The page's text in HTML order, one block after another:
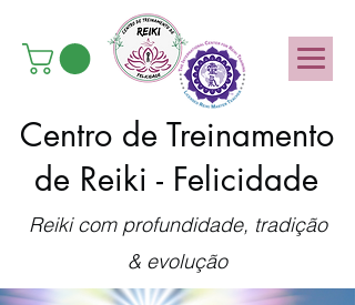
Centro de Treinamento
de Reiki - Felicidade
Reiki com profundidade, tradição
& evolução